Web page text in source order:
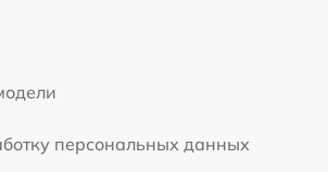
персональных данных